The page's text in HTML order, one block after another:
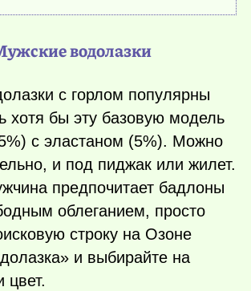
водолазки
с горлом популярны
хотя бы эту базовую модель
с эластаном (5%). Можно
и под пиджак или жилет.
предпочитает бадлоны
облеганием, просто
строку на Озоне
и выбирайте на
цвет.